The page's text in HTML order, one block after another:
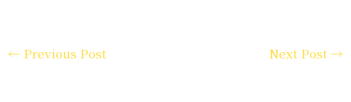
← Previous Post Next Post→